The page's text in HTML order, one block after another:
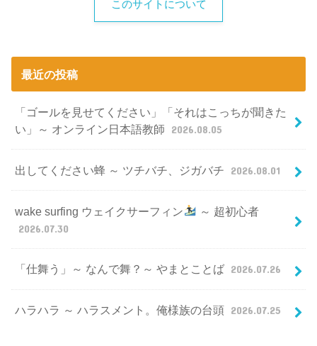
このサイトについて
最近の投稿
「ゴールを見せてください」「それはこっちが聞きた
い」～ オンライン日本語教師
2026.08.05
出してください蜂 ～ ツチバチ、ジガバチ 2026.08.01
wake surfing ウェイクサーフィン
～ 超初心者
2026.07.30
「仕舞う」～ なんで舞？～ やまとことば 2026.07.26
ハラハラ ～ ハラスメント。俺様族の台頭 2026.07.25